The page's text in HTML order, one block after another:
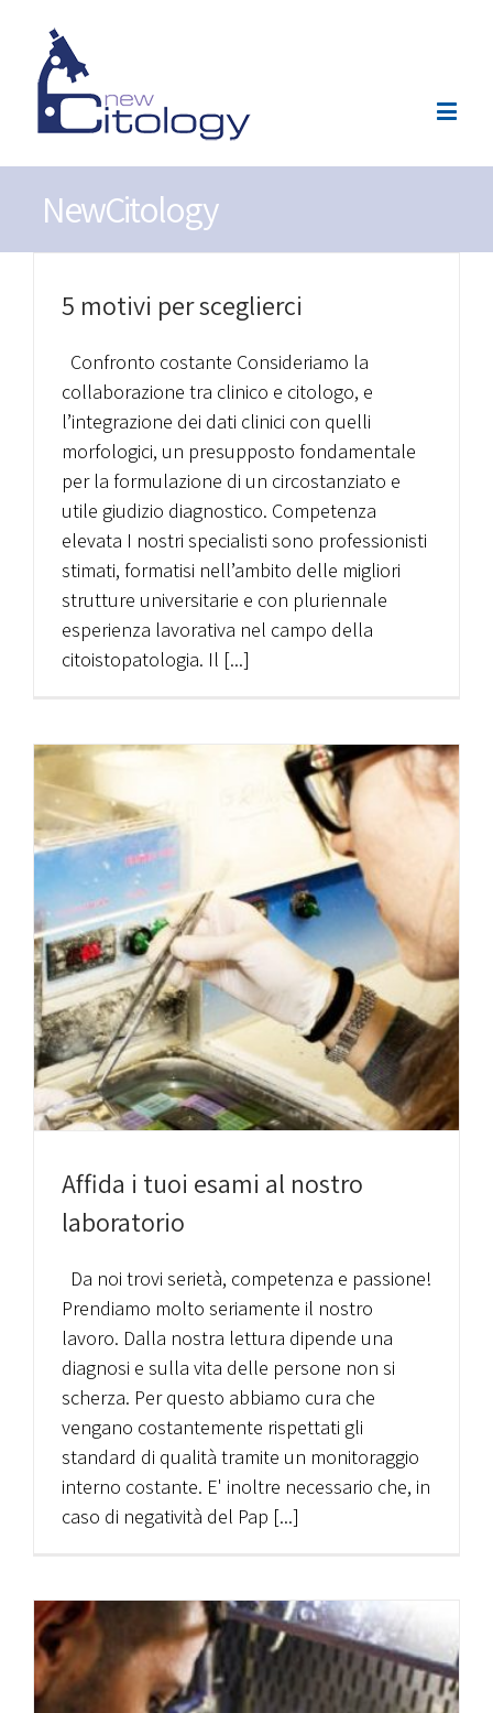
NewCitology
5 motivi per sceglierci
Confronto costante Consideriamo la
collaborazione tra clinico e citologo, e
l’integrazione dei dati clinici con quelli
morfologici, un presupposto fondamentale
per la formulazione di un circostanziato e
utile giudizio diagnostico. Competenza
elevata I nostri specialisti sono professionisti
stimati, formatisi nell’ambito delle migliori
strutture universitarie e con pluriennale
esperienza lavorativa nel campo della
citoistopatologia. Il [...]
Affida i tuoi esami al nostro
laboratorio
Da noi trovi serietà, competenza e passione!
Prendiamo molto seriamente il nostro
lavoro. Dalla nostra lettura dipende una
diagnosi e sulla vita delle persone non si
scherza. Per questo abbiamo cura che
vengano costantemente rispettati gli
standard di qualità tramite un monitoraggio
interno costante. E' inoltre necessario che, in
caso di negatività del Pap [...]